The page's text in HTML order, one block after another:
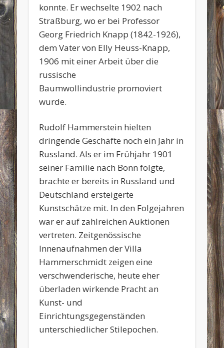
konnte. Er wechselte 1902 nach
Straßburg, wo er bei Professor
Georg Friedrich Knapp (1842-1926),
dem Vater von Elly Heuss-Knapp,
1906 mit einer Arbeit über die
russische
Baumwollindustrie promoviert
wurde.
Rudolf Hammerstein hielten
dringende Geschäfte noch ein Jahr in
Russland. Als er im Frühjahr 1901
seiner Familie nach Bonn folgte,
brachte er bereits in Russland und
Deutschland ersteigerte
Kunstschätze mit. In den Folgejahren
war er auf zahlreichen Auktionen
vertreten. Zeitgenössische
Innenaufnahmen der Villa
Hammerschmidt zeigen eine
verschwenderische, heute eher
überladen wirkende Pracht an
Kunst- und
Einrichtungsgegenständen
unterschiedlicher Stilepochen.